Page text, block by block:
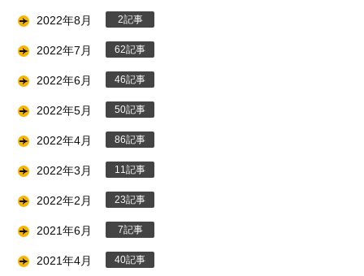
2022年8月 2
2022年7月 62
2022年6月 46
2022年5月 50
2022年4月 86
2022年3月 11
2022年2月 23
2021年6月 7
2021年4月 40